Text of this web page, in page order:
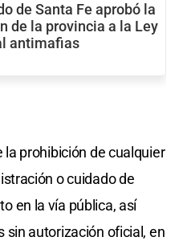
de Santa Fe aprobó la
de la provincia a la Ley
antimafias
la prohibición de cualquier
o cuidado de
en la vía pública, así
sin autorización oficial, en